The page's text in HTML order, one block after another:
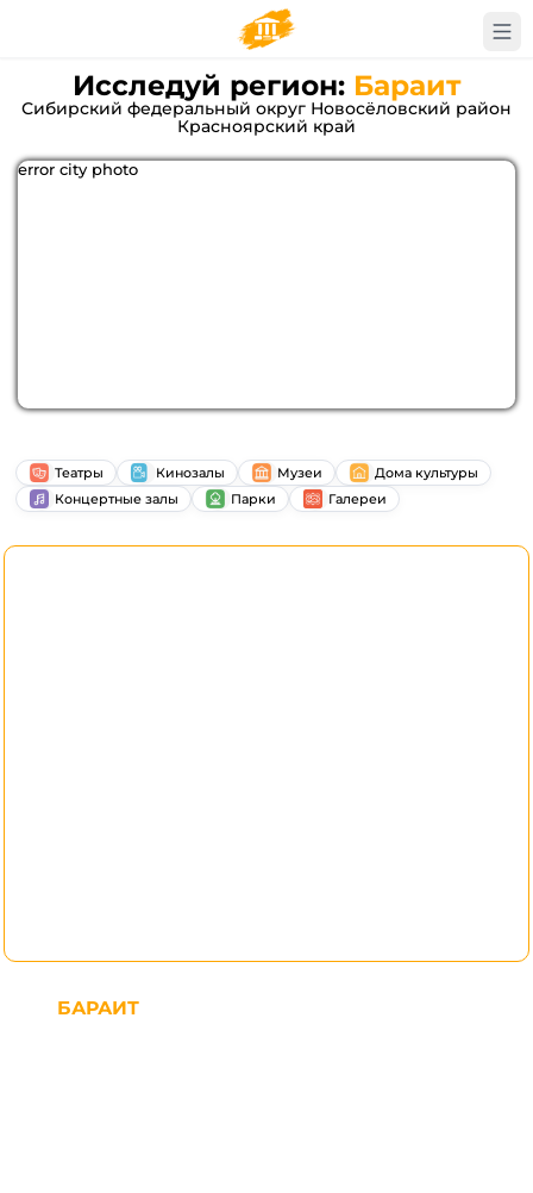
Исследуй регион: Бараит
Сибирский федеральный округ Новосёловский район
Красноярский край
error city photo
Театры Кинозалы Музеи
Дома культуры
Концертные залы
Парки Галереи
БАРАИТ